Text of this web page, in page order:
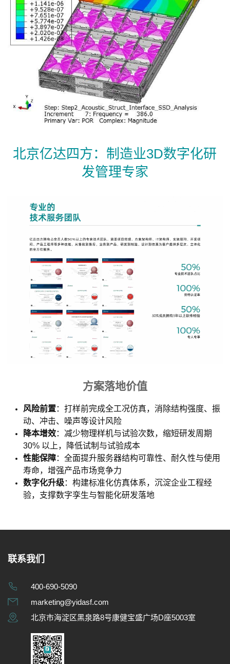
北京亿达四方：制造业3D数字化研
发管理专家
方案落地价值
风险前置：打样前完成全工况仿真，消除结构强度、振
动、冲击、噪声等设计风险
降本增效：减少物理样机与试验次数，缩短研发周期
30% 以上，降低试制与试验成本
性能保障：全面提升服务器结构可靠性、耐久性与使用
寿命，增强产品市场竞争力
数字化升级：构建标准化仿真体系，沉淀企业工程经
验，支撑数字孪生与智能化研发落地
联系我们
400-690-5090
marketing@yidasf.com
北京市海淀区黑泉路8号康健宝盛广场D座5003室